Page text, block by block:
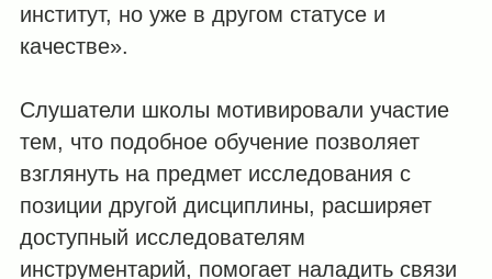
институт, но уже в другом статусе и
качестве».
Слушатели школы мотивировали участие
тем, что подобное обучение позволяет
взглянуть на предмет исследования с
позиции другой дисциплины, расширяет
доступный исследователям
инструментарий, помогает наладить связи